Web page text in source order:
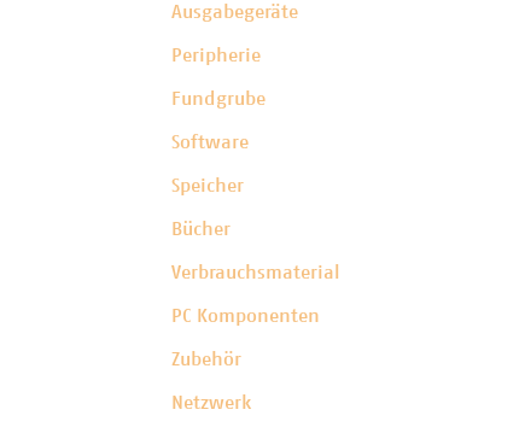
Ausgabegeräte
Peripherie
Fundgrube
Software
Speicher
Bücher
Verbrauchsmaterial
PC Komponenten
Zubehör
Netzwerk